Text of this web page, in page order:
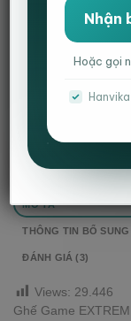
Ghế Extreme
ghế cá nhân,ghế
MÔ TẢ
THÔNG TIN BỔ SUNG
ĐÁNH GIÁ (3)
Views: 29.446
Ghế Game
Hoặc gọi